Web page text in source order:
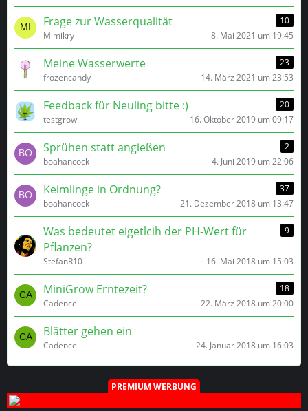
Frage zur Wasserqualität
10
Mimikry
8. Mai 2021 um 19:45
Meine Wasserwerte
23
frozencandy
14. März 2021 um 23:53
Feedback für Neuling bitte :)
20
testgrow
16. Oktober 2019 um 09:17
Sprühen statt angießen
2
boahancock
4. Juni 2019 um 22:06
Keimlinge in Ordnung?
37
boahancock
21. Dezember 2018 um 13:47
Was bedeutet eigetlcih der PH-Wert für
Pflanzen?
9
StefanR10 16. Mai 2018 um 15:03
MiniGrow Erntezeit?
18
Cadence
22. März 2018 um 20:00
Blätter gehen ein
Cadence 24. Januar 2018 um 16:03
PREMIUM WERBUNG